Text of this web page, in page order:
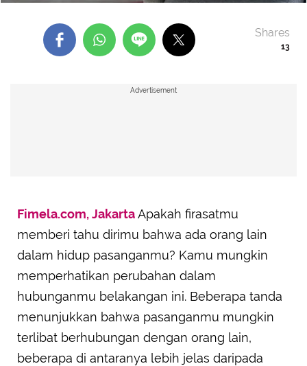
13
Shares
Advertisement
Fimela.com, JakartaApakah firasatmu
memberi tahu dirimu bahwa ada orang lain
dalam hidup pasanganmu? Kamu mungkin
memperhatikan perubahan dalam
hubunganmu belakangan ini. Beberapa tanda
menunjukkan bahwa pasanganmu mungkin
terlibat berhubungan dengan orang lain,
beberapa di antaranya lebih jelas daripada